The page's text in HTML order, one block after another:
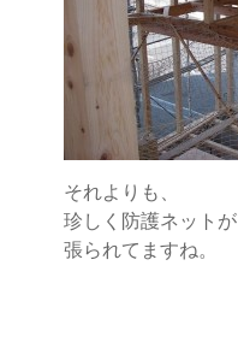
それよりも、
珍しく防護ネットが
張られてますね。